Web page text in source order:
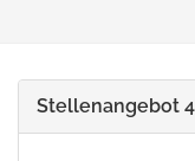
Stellenangebot